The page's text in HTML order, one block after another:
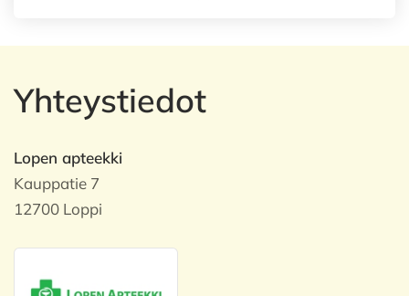
Yhteystiedot
Lopen apteekki
Kauppatie 7
12700 Loppi